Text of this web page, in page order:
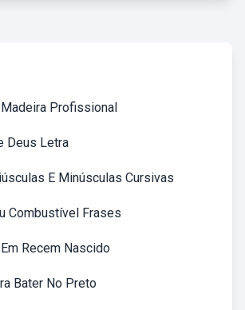
Profissional
Deus Letra
E Minúsculas Cursivas
Combustível Frases
Recem Nascido
Bater No Preto